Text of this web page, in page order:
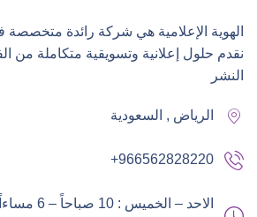
الهوية الإعلامية هي شركة رائدة متخصصة
نقدم حلول إعلانية وتسويقية متكاملة من
النشر
الرياض , السعودية
+966562828220
الاحد – الخميس : 10 صباحاً – 6 مساءاً,